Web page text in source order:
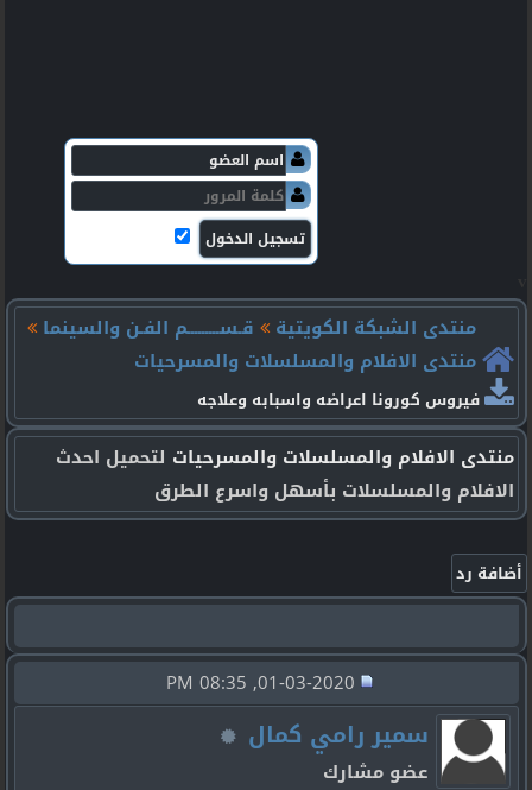
منتدى الشبكة الكويتية
قـســـــــــم الفـن والسينما
منتدى الافلام والمسلسلات والمسرحيات
فيروس كورونا اعراضه واسبابه وعلاجه
منتدى الافلام والمسلسلات والمسرحيات لتحميل احدث
الافلام والمسلسلات بأسهل واسرع الطرق
سمير رامي كمال
عضو مشارك